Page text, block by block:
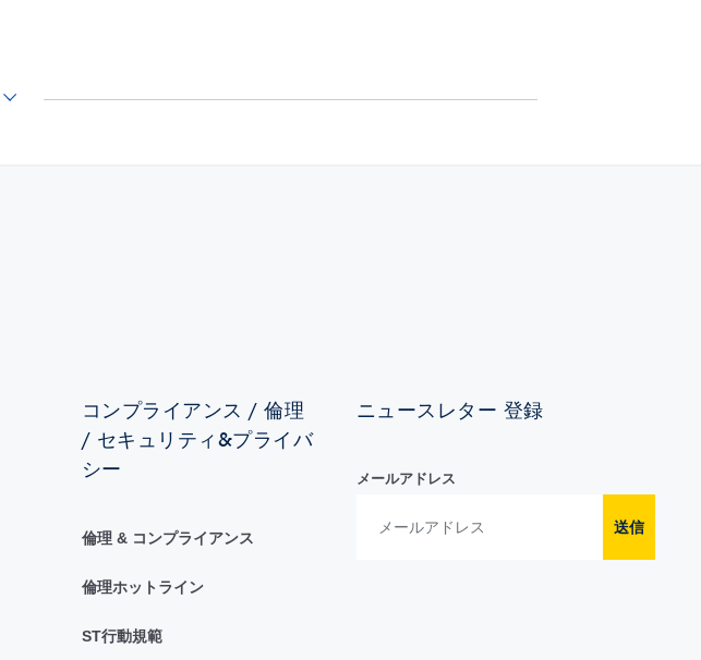
コンプライアンス / 倫理
/ セキュリティ&プライバ
シー
倫理 & コンプライアンス
倫理ホットライン
ST行動規範
ニュースレター 登録
メールアドレス
送信